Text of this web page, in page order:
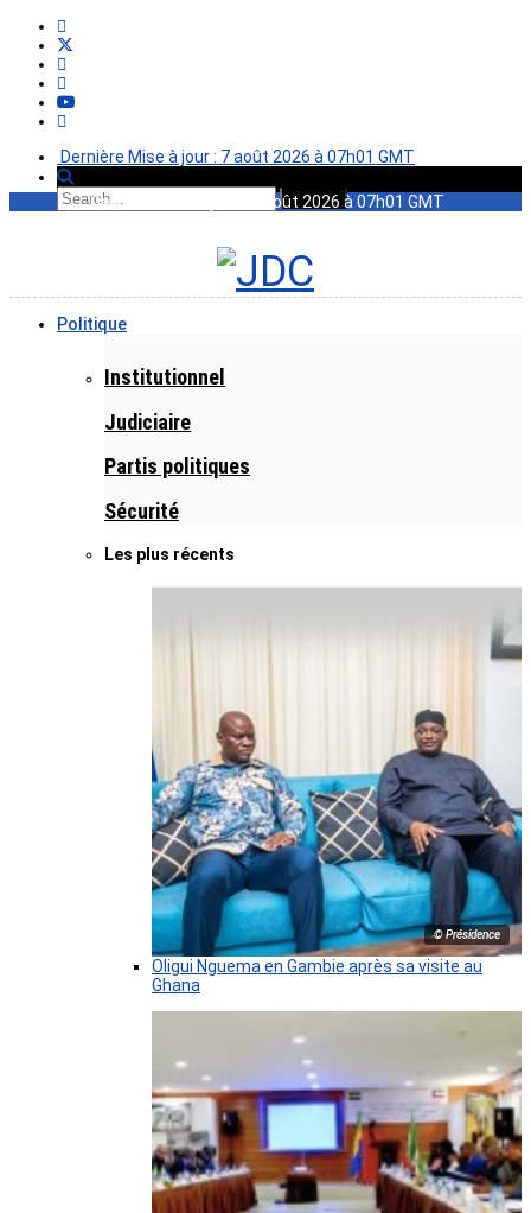
Dernière Mise à jour : 7 août 2026 à 07h01 GMT
Dernière Mise à jour : 7 août 2026 à 07h01 GMT
Politique
Institutionnel
Judiciaire
Partis politiques
Sécurité
Les plus récents
© Présidence
Oligui Nguema en Gambie après sa visite au
Ghana